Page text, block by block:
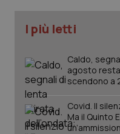
I più letti
Caldo,
agosto
scendono a
Covid. Il
Ma il Quinto
session-id
_ga